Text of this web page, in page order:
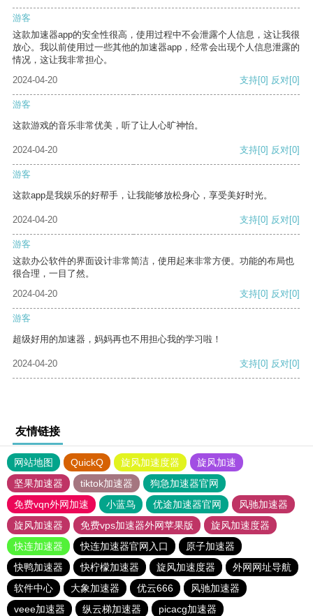
游客
这款加速器app的安全性很高，使用过程中不会泄露个人信息，这让我很
放心。我以前使用过一些其他的加速器app，经常会出现个人信息泄露的
情况，这让我非常担心。
2024-04-20
支持[0] 反对[0]
游客
这款游戏的音乐非常优美，听了让人心旷神怡。
2024-04-20 支持[0] 反对[0]
游客
这款app是我娱乐的好帮手，让我能够放松身心，享受美好时光。
2024-04-20 支持[0] 反对[0]
游客
这款办公软件的界面设计非常简洁，使用起来非常方便。功能的布局也
很合理，一目了然。
2024-04-20
支持[0] 反对[0]
游客
超级好用的加速器，妈妈再也不用担心我的学习啦！
2024-04-20 支持[0] 反对[0]
友情链接
网站地图 QuickQ 旋风加速度器
旋风加速
坚果加速器
tiktok加速器
狗急加速器官网
免费vqn外网加速
小蓝鸟 优途加速器官网
风驰加速器
旋风加速器
免费vps加速器外网苹果版
旋风加速度器
快连加速器
快连加速器官网入口
原子加速器
快鸭加速器
快柠檬加速器 旋风加速度器
外网网址导航
软件中心
大象加速器 优云666
风驰加速器
veee加速器
纵云梯加速器 picacg加速器